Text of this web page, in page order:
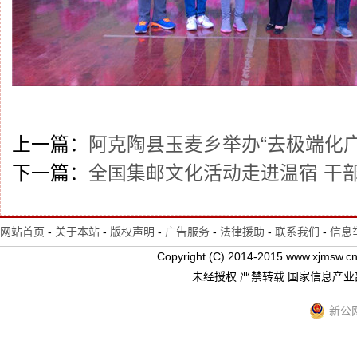
上一篇：
阿克陶县玉麦乡举办“去极端化
下一篇： 全国集邮文化活动走进温宿 干
网站首页 - 关于本站 - 版权声明 - 广告服务 - 法律援助 - 联系我们 - 信息
Copyright (C) 2014-2015
未经授权 严禁转载 国家信息产
新公